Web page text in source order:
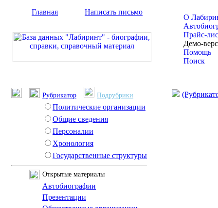
Главная Написать письмо
О
Прайс-
Демо-
Помощь
Поиск
Рубрикатор Подрубрики
Политические организации
Общие сведения
Персоналии
Хронология
Государственные структуры
Открытые материалы
Автобиографии
Презентации